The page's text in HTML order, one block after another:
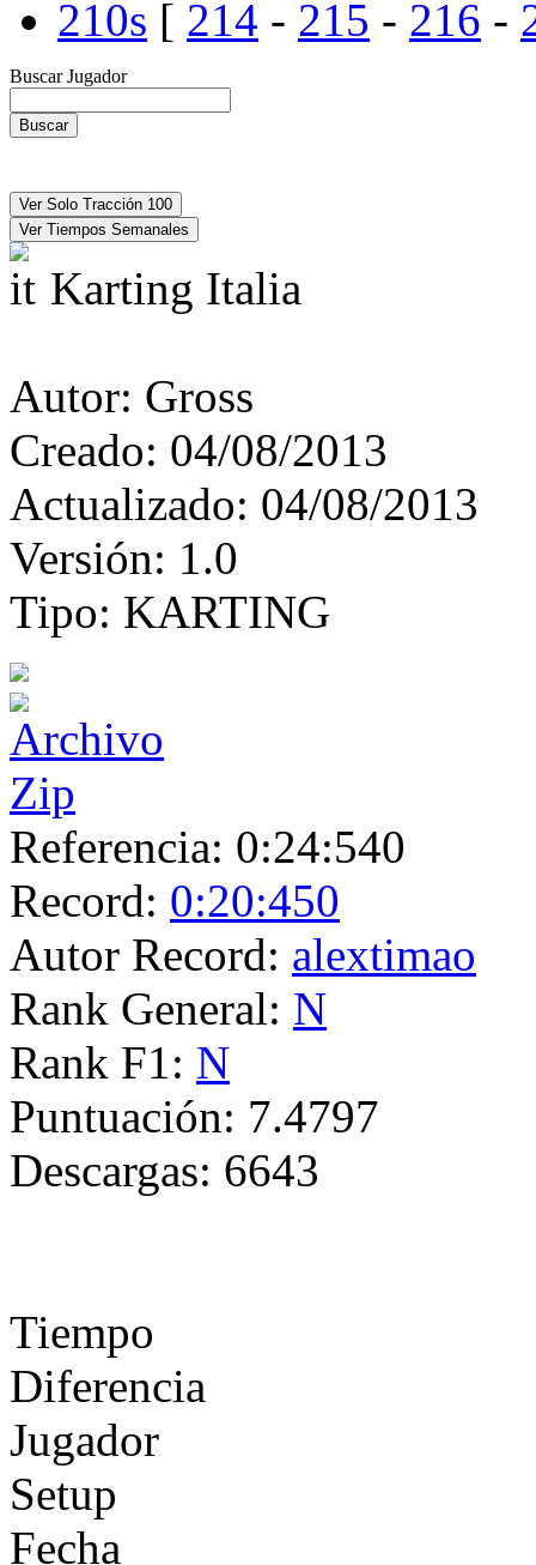
210s [ 214 - 215 - 216 -
Buscar Jugador
Karting Italia
Autor: Gross
Creado: 04/08/2013
Actualizado: 04/08/2013
Versión: 1.0
Tipo: KARTING
Referencia: 0:24:540
Record: 0:20:450
Autor Record: alextimao
Rank General: N
Rank F1: N
Puntuación: 7.4797
Descargas: 6643
Tiempo
Diferencia
Jugador
Setup
Fecha